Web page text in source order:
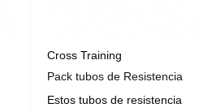
Cross Training
Pack tubos de Resistencia
Estos tubos de resistencia